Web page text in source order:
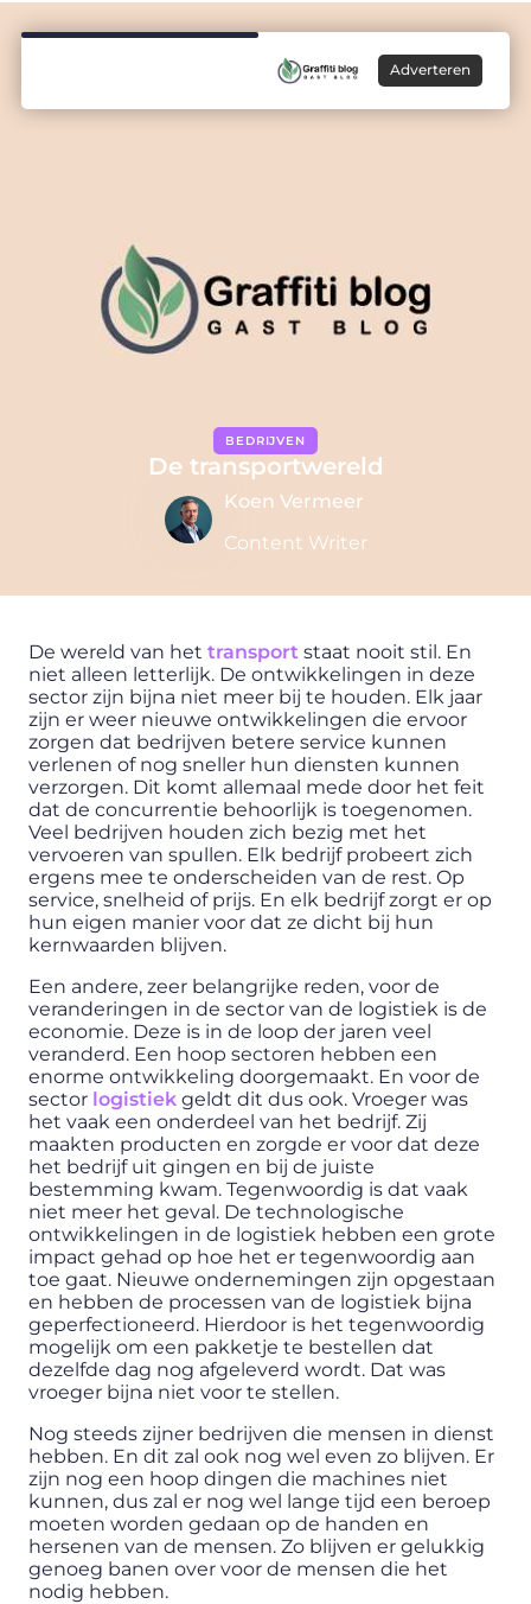
Adverteren
BEDRIJVEN
De transportwereld
Koen Vermeer
Content Writer
De wereld van hettransport staat nooit stil. En
niet alleen letterlijk. De ontwikkelingen in deze
sector zijn bijna niet meer bij te houden. Elk jaar
zijn er weer nieuwe ontwikkelingen die ervoor
zorgen dat bedrijven betere service kunnen
verlenen of nog sneller hun diensten kunnen
verzorgen. Dit komt allemaal mede door het feit
dat de concurrentie behoorlijk is toegenomen.
Veel bedrijven houden zich bezig met het
vervoeren van spullen. Elk bedrijf probeert zich
ergens mee te onderscheiden van de rest. Op
service, snelheid of prijs. En elk bedrijf zorgt er op
hun eigen manier voor dat ze dicht bij hun
kernwaarden blijven.
Een andere, zeer belangrijke reden, voor de
veranderingen in de sector van de logistiek is de
economie. Deze is in de loop der jaren veel
veranderd. Een hoop sectoren hebben een
enorme ontwikkeling doorgemaakt. En voor de
sector logistiek geldt dit dus ook. Vroeger was
het vaak een onderdeel van het bedrijf. Zij
maakten producten en zorgde er voor dat deze
het bedrijf uit gingen en bij de juiste
bestemming kwam. Tegenwoordig is dat vaak
niet meer het geval. De technologische
ontwikkelingen in de logistiek hebben een grote
impact gehad op hoe het er tegenwoordig aan
toe gaat. Nieuwe ondernemingen zijn opgestaan
en hebben de processen van de logistiek bijna
geperfectioneerd. Hierdoor is het tegenwoordig
mogelijk om een pakketje te bestellen dat
dezelfde dag nog afgeleverd wordt. Dat was
vroeger bijna niet voor te stellen.
Nog steeds zijner bedrijven die mensen in dienst
hebben. En dit zal ook nog wel even zo blijven. Er
zijn nog een hoop dingen die machines niet
kunnen, dus zal er nog wel lange tijd een beroep
moeten worden gedaan op de handen en
hersenen van de mensen. Zo blijven er gelukkig
genoeg banen over voor de mensen die het
nodig hebben.